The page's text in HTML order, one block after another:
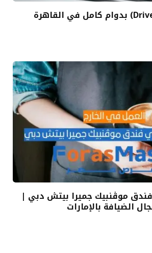
وظيفة سائق (Driver) بدوام كامل في القاهرة
موڤنبيك جميرا بيتش دبي |
الضيافة بالإمارات